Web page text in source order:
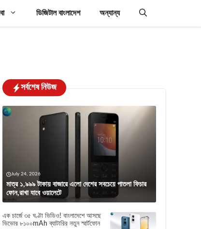
ডিজিটাল বাংলাদেশ অন্যান্য
সর্বশেষ নিউজ
July 24, 2026
মাত্র ১,৯৯৯ টাকায় বাজারে এলো দেশের সবচেয়ে পাতলা ফিচার
ফোন,রাখা যাবে ওয়ালেটে
এক চার্জে ৩৫ ঘণ্টা ভিডিও! বাংলাদেশে আসছে
ভিভোর ৮১০০mAh ব্যাটারির নতুন স্মার্টফোন